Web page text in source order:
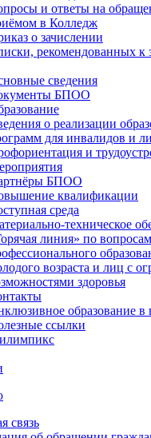
и ответы на
в Колледж
о зачислении
рекомендованных к
сведения
БПОО
о реализации
для инвалидов и
и
БПОО
квалификации
среда
техническое
линия» по
возраста и лиц с
здоровья
образование в
ссылки
связь